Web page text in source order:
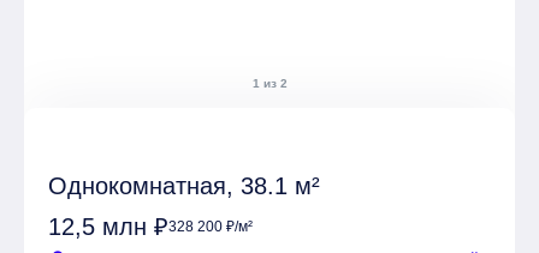
1 из 2
Однокомнатная, 38.1 м²
12,5 млн ₽328 200 ₽/м²